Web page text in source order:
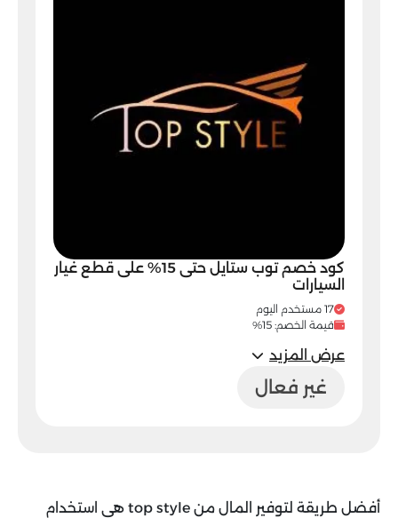
كود خصم توب ستايل حتى 15% على قطع غيار
السيارات
17 مستخدم اليوم
قيمة الخصم: 15%
عرض المزيد
غير فعال
أفضل طريقة لتوفير المال من top style هي استخدام